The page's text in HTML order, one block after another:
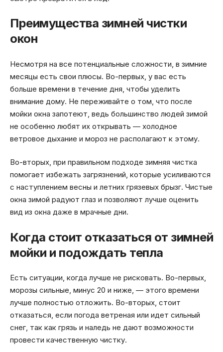
Преимущества зимней чистки
окон
Несмотря на все потенциальные сложности, в зимние
месяцы есть свои плюсы. Во-первых, у вас есть
больше времени в течение дня, чтобы уделить
внимание дому. Не переживайте о том, что после
мойки окна запотеют, ведь большинство людей зимой
не особенно любят их открывать — холодное
ветровое дыхание и мороз не располагают к этому.
Во-вторых, при правильном подходе зимняя чистка
помогает избежать загрязнений, которые усиливаются
с наступлением весны и летних грязевых брызг. Чистые
окна зимой радуют глаз и позволяют лучше оценить
вид из окна даже в мрачные дни.
Когда стоит отказаться от зимней
мойки и подождать тепла
Есть ситуации, когда лучше не рисковать. Во-первых,
морозы сильные, минус 20 и ниже, — этого времени
лучше полностью отложить. Во-вторых, стоит
отказаться, если погода ветреная или идет сильный
снег, так как грязь и наледь не дают возможности
провести качественную чистку.